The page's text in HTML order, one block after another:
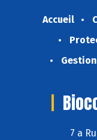
Accueil
7 a